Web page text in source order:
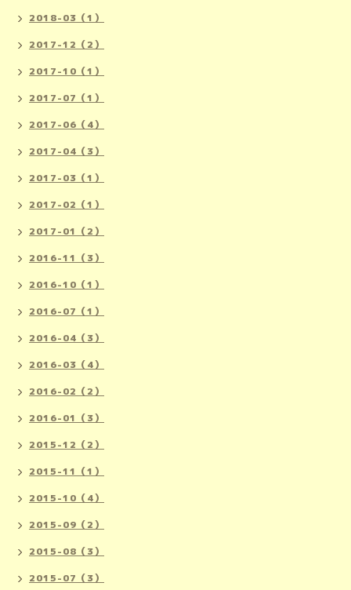
2018-03（1）
2017-12（2）
2017-10（1）
2017-07（1）
2017-06（4）
2017-04（3）
2017-03（1）
2017-02（1）
2017-01（2）
2016-11（3）
2016-10（1）
2016-07（1）
2016-04（3）
2016-03（4）
2016-02（2）
2016-01（3）
2015-12（2）
2015-11（1）
2015-10（4）
2015-09（2）
2015-08（3）
2015-07（3）